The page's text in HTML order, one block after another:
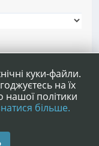
Нагору ▲
куки-файли.
на їх
нашої політики
більше.